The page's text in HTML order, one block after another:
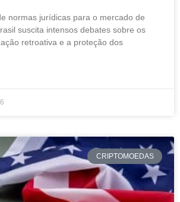
normas jurídicas para o mercado de
suscita intensos debates sobre os
retroativa e a proteção dos
CRIPTOMOEDAS